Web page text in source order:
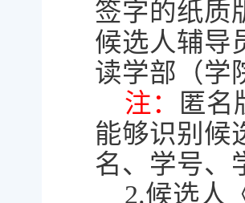
签字的纸质
候选人辅导
读学部（学
注：
匿名
能够识别候
名、学号、
2.候选人